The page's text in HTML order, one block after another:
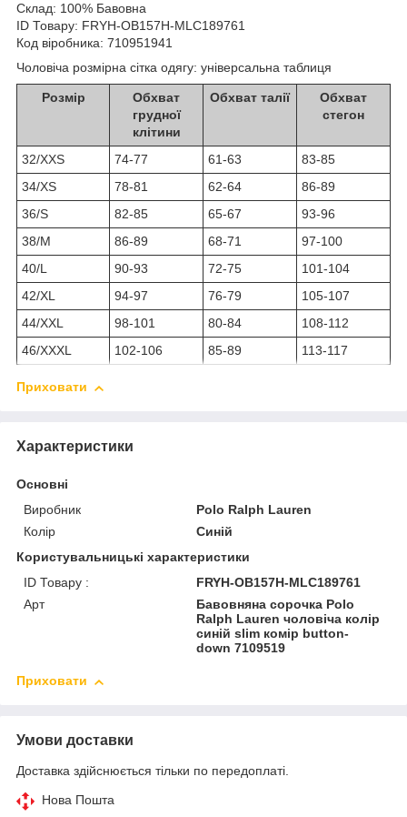
Склад: 100% Бавовна
ID Товару: FRYH-OB157H-MLC189761
Код віробника: 710951941
Чоловіча розмірна сітка одягу: універсальна таблиця
Розмір
Обхват
грудної
клітини
Обхват талії
Обхват
стегон
32/XXS 74-77 61-63
83-85
34/XS
78-81 62-64
86-89
36/S
82-85 65-67
93-96
38/M
86-89 68-71
97-100
40/L
90-93 72-75
101-104
42/XL
94-97 76-79
105-107
44/XXL
98-101 80-84
108-112
46/XXXL
102-106 85-89 113-117
Приховати
Характеристики
Основні
Виробник
Polo Ralph Lauren
Колір
Синій
Користувальницькі характеристики
ID Товару :
FRYH-OB157H-MLC189761
Арт
Бавовняна сорочка Polo
Ralph Lauren чоловіча колір
синій slim комір button-
down 7109519
Приховати
Умови доставки
Доставка здійснюється тільки по передоплаті.
Нова Пошта